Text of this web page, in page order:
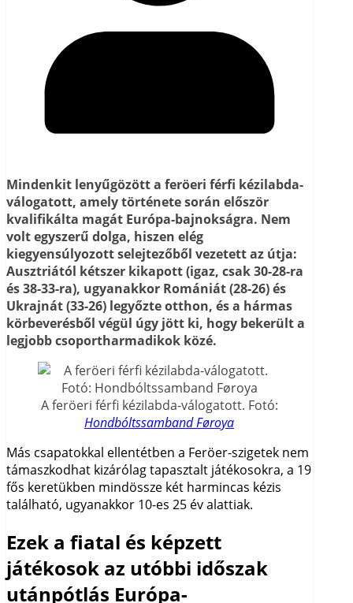
Mindenkit lenyűgözött a feröeri férfi kézilabda-
válogatott, amely története során először
kvalifikálta magát Európa-bajnokságra. Nem
volt egyszerű dolga, hiszen elég
kiegyensúlyozott selejtezőből vezetett az útja:
Ausztriától kétszer kikapott (igaz, csak 30-28-ra
és 38-33-ra), ugyanakkor Romániát (28-26) és
Ukrajnát (33-26) legyőzte otthon, és a hármas
körbeverésből végül úgy jött ki, hogy bekerült a
legjobb csoportharmadikok közé.
A feröeri férfi kézilabda-válogatott. Fotó:
Hondbóltssamband Føroya
Más csapatokkal ellentétben a Feröer-szigetek nem
támaszkodhat kizárólag tapasztalt játékosokra, a 19
fős keretükben mindössze két harmincas kézis
található, ugyanakkor 10-es 25 év alattiak.
Ezek a fiatal és képzett
játékosok az utóbbi időszak
utánpótlás Európa-